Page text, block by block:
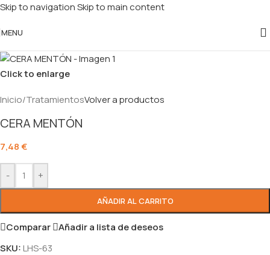
Skip to navigationSkip to main content
MENU
Click to enlarge
Inicio/TratamientosVolver a productos
CERA MENTÓN
7,48€
- +
AÑADIR AL CARRITO
Comparar
Añadir a lista de deseos
SKU:LHS-63